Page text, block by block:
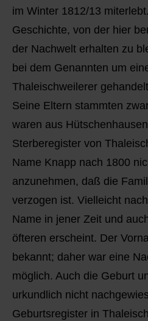
im Winter 1812/13
Geschichte, von der hier
der Nachwelt erhalten zu
bei dem Genannten um
Thaleischweilerer
Seine Eltern stammten
waren aus
Sterberegister von
Name Knapp nach 1800
anzunehmen, daß die
verzogen ist. Vielleicht
Name in jener Zeit und
öfteren erscheint. Der
bekannt; daher war eine
möglich. Auch die Geburt
urkundlich nicht
Geburtsregister in
T
V
W
Z
Verkehrsanbindung
Städtebauförderung